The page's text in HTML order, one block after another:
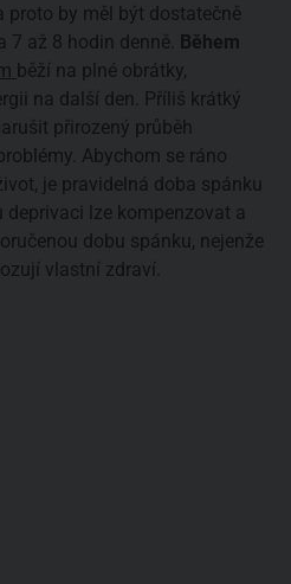
proto by měl být dostatečně
7 až 8 hodin denně. Během
běží na plné obrátky,
na další den. Příliš krátký
přirozený průběh
Abychom se ráno
je pravidelná doba spánku
lze kompenzovat a
dobu spánku, nejenže
vlastní zdraví.